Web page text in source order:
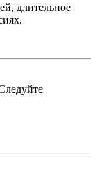
длительное